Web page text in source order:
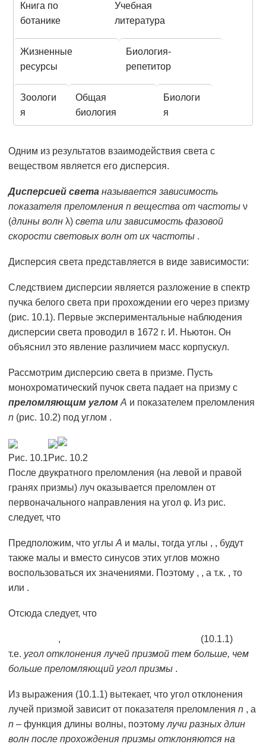
Книга по
ботанике
Учебная
литература
Жизненные
ресурсы
Биология-
репетитор
Зоологи
я
Общая
биология
Биологи
я
Одним из результатов взаимодействия света с
веществом является его дисперсия.
Дисперсией света называется зависимость
показателя преломления n вещества от частоты ν
(длины волн λ) света или зависимость фазовой
скорости световых волн от их частоты .
Дисперсия света представляется в виде зависимости:
Следствием дисперсии является разложение в спектр
пучка белого света при прохождении его через призму
(рис. 10.1). Первые экспериментальные наблюдения
дисперсии света проводил в 1672 г. И. Ньютон. Он
объяснил это явление различием масс корпускул.
Рассмотрим дисперсию света в призме. Пусть
монохроматический пучок света падает на призму с
преломляющим углом А и показателем преломления
n (рис. 10.2) под углом .
Рис. 10.1Рис. 10.2
После двукратного преломления (на левой и правой
гранях призмы) луч оказывается преломлен от
первоначального направления на угол φ. Из рис.
следует, что
Предположим, что углы А и малы, тогда углы , , будут
также малы и вместо синусов этих углов можно
воспользоваться их значениями. Поэтому , , а т.к. , то
или .
Отсюда следует, что
,
(10.1.1)
т.е. угол отклонения лучей призмой тем больше, чем
больше преломляющий угол призмы .
Из выражения (10.1.1) вытекает, что угол отклонения
лучей призмой зависит от показателя преломления n , а
n – функция длины волны, поэтому лучи разных длин
волн после прохождения призмы отклоняются на